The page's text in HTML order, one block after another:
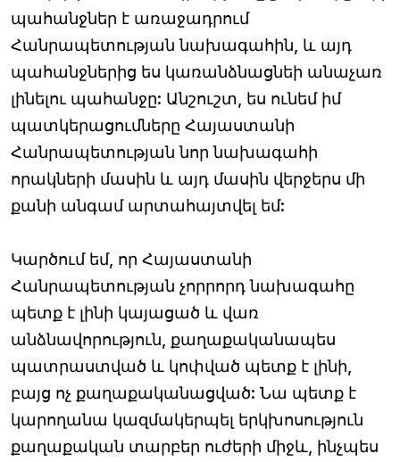
պահանջներ է առաջադրում
Հանրապետության նախագահին, և այդ
պահանջներից ես կառանձնացնեի անաչառ
լինելու պահանջը: Անշուշտ, ես ունեմ իմ
պատկերացումները Հայաստանի
Հանրապետության նոր նախագահի
որակների մասին և այդ մասին վերջերս մի
քանի անգամ արտահայտվել եմ:
Կարծում եմ, որ Հայաստանի
Հանրապետության չորրորդ նախագահը
պետք է լինի կայացած և վառ
անձնավորություն, քաղաքականապես
պատրաստված և կոփված պետք է լինի,
բայց ոչ քաղաքականացված: Նա պետք է
կարողանա կազմակերպել երկխոսություն
քաղաքական տարբեր ուժերի միջև, ինչպես